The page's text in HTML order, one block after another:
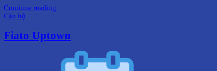
Continue reading
Căn hộ
Fiato Uptown